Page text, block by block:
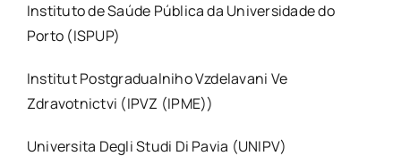
Instituto de Saúde Pública da Universidade do
Porto (ISPUP)
Institut Postgradualniho Vzdelavani Ve
Zdravotnictvi (IPVZ (IPME))
Universita Degli Studi Di Pavia (UNIPV)